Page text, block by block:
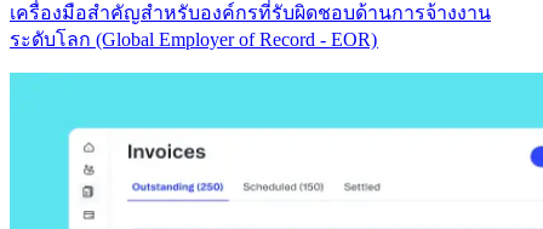
เครื่องมือสำคัญสำหรับองค์กรที่รับผิดชอบด้านการจ้างงาน
ระดับโลก (Global Employer of Record - EOR)​​